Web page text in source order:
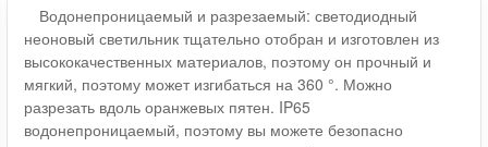
Водонепроницаемый и разрезаемый: светодиодный
неоновый светильник тщательно отобран и изготовлен из
высококачественных материалов, поэтому он прочный и
мягкий, поэтому может изгибаться на 360 °. Можно
разрезать вдоль оранжевых пятен. IP65
водонепроницаемый, поэтому вы можете безопасно